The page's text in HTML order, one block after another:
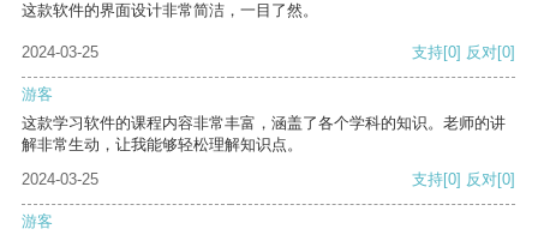
这款软件的界面设计非常简洁，一目了然。
2024-03-25 支持[0] 反对[0]
游客
这款学习软件的课程内容非常丰富，涵盖了各个学科的知识。老师的讲
解非常生动，让我能够轻松理解知识点。
2024-03-25
支持[0] 反对[0]
游客